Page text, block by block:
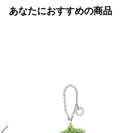
あなたにおすすめの商品